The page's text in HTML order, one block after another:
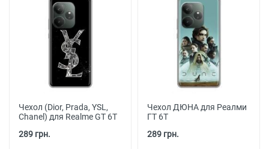
Чехол (Dior, Prada, YSL,
Chanel) для Realme GT 6T
289 грн.
Чехол ДЮНА для Реалми
ГТ 6Т
289 грн.